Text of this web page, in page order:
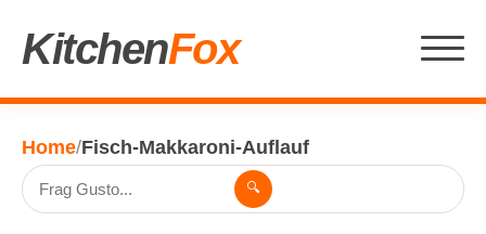
KitchenFox
Home/Fisch-Makkaroni-Auflauf
🔍